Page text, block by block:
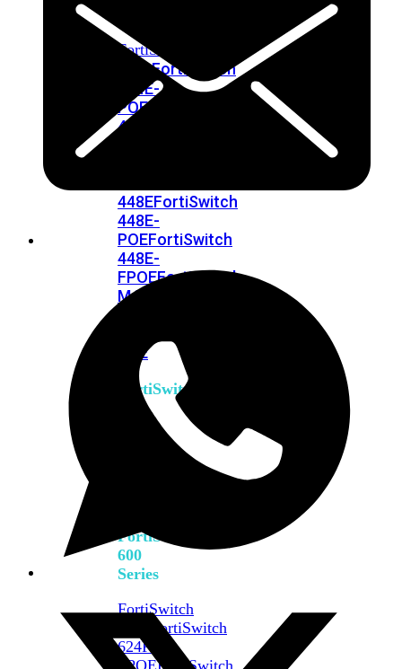
FortiSwitch
424EFortiSwitch
424E-
POEFortiSwitch
424E-
448EFortiSwitch
448E-
POEFortiSwitch
448E-
FPOEFortiSwitch
M426E-
POE
FortiSwitch
Series
FortiSwitch
FortiSwitch
600
Series
FortiSwitch
FortiSwitch
624F-
FPOEFortiSwitch